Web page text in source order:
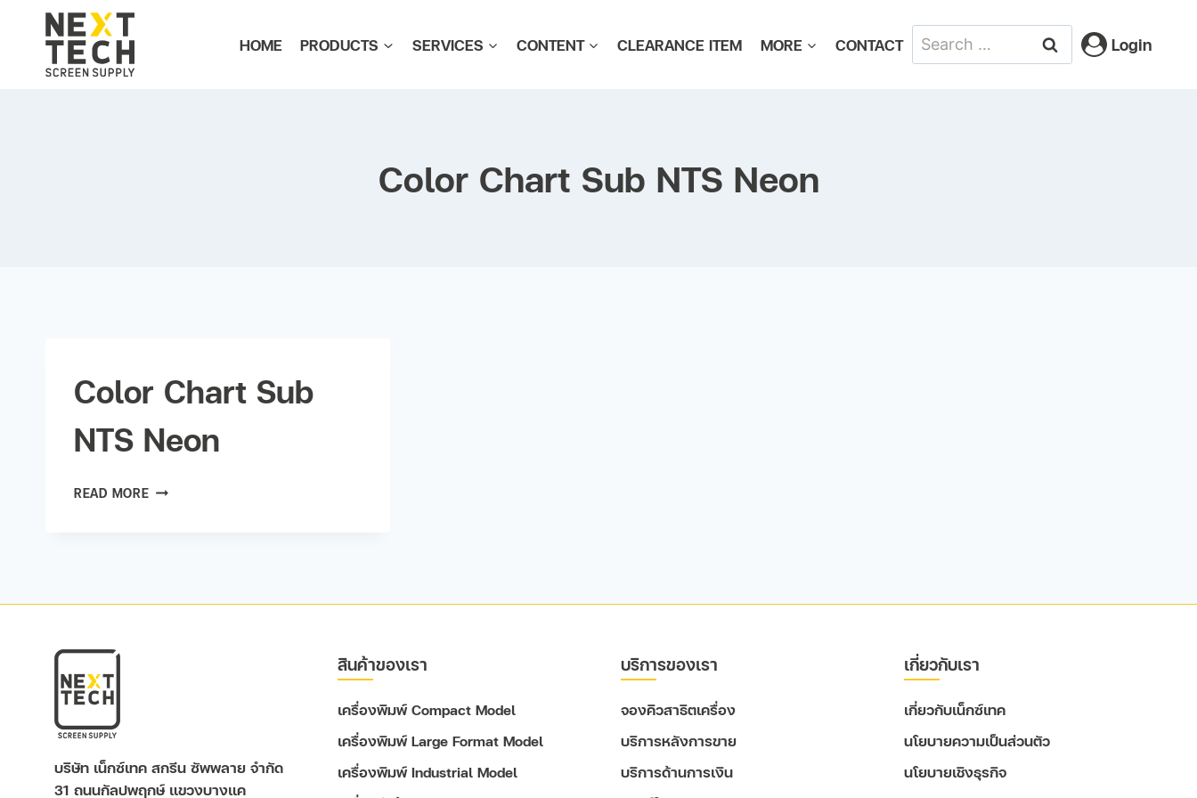
HOME PRODUCTS SERVICES CONTENT CLEARANCE ITEM MORE CONTACT Login
Color Chart Sub NTS Neon
Color Chart Sub
NTS Neon
READ MORE
บริษัท เน็กซ์เทค สกรีน ซัพพลาย จำกัด
31 ถนนกัลปพฤกษ์ แขวงบางแค
สินค้าของเรา
เครื่องพิมพ์ Compact Model
เครื่องพิมพ์ Large Format Model
เครื่องพิมพ์ Industrial Model
บริการของเรา
จองคิวสาธิตเครื่อง
บริการหลังการขาย
บริการด้านการเงิน
เกี่ยวกับเรา
เกี่ยวกับเน็กซ์เทค
นโยบายความเป็นส่วนตัว
นโยบายเชิงธุรกิจ